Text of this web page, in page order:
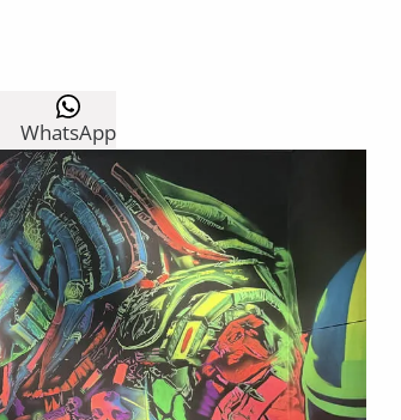
WhatsApp